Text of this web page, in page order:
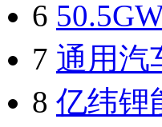
6
7 通用汽
8 亿纬锂